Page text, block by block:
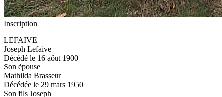
Inscription
LEFAIVE
Joseph Lefaive
Décédé le 16 aôut 1900
Son épouse
Mathilda Brasseur
Décédée le 29 mars 1950
Son fils Joseph